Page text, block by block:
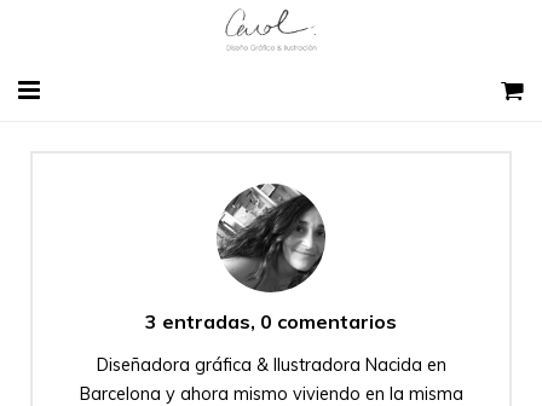
SKETCH EXPERIENCE BCN
CONTACTO
3 entradas, 0 comentarios
Diseñadora gráfica & Ilustradora Nacida en
Barcelona y ahora mismo viviendo en la misma